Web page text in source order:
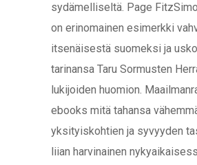
sydämelliseltä. Page
on erinomainen esimerkki
itsenäisestä suomeksi ja
tarinansa Taru Sormusten
lukijoiden huomion.
ebooks mitä tahansa
yksityiskohtien ja syvyyden
liian harvinainen